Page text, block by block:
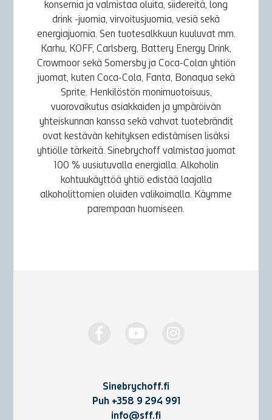
konsernia ja valmistaa oluita, siidereitä, long
drink -juomia, virvoitusjuomia, vesiä sekä
energiajuomia. Sen tuotesalkkuun kuuluvat mm.
Karhu, KOFF, Carlsberg, Battery Energy Drink,
Crowmoor sekä Somersby ja Coca-Colan yhtiön
juomat, kuten Coca-Cola, Fanta, Bonaqua sekä
Sprite. Henkilöstön monimuotoisuus,
vuorovaikutus asiakkaiden ja ympäröivän
yhteiskunnan kanssa sekä vahvat tuotebrändit
ovat kestävän kehityksen edistämisen lisäksi
yhtiölle tärkeitä. Sinebrychoff valmistaa juomat
100 % uusiutuvalla energialla. Alkoholin
kohtuukäyttöä yhtiö edistää laajalla
alkoholittomien oluiden valikoimalla. Käymme
parempaan huomiseen.
Sinebrychoff.fi
Puh +358 9 294 991
info@sff.fi